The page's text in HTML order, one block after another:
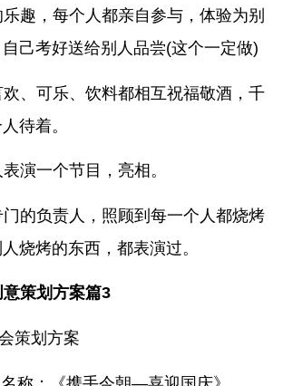
趣，每个人都亲自参与，体验为别
己考好送给别人品尝(这个一定做)
、可乐、饮料都相互祝福敬酒，千
待着。
演一个节目，亮相。
的负责人，照顾到每一个人都烧烤
烧烤的东西，都表演过。
意策划方案篇3
策划方案